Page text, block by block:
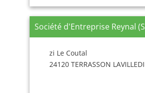
Société d'Entreprise Reynal
zi Le Coutal
24120 TERRASSON